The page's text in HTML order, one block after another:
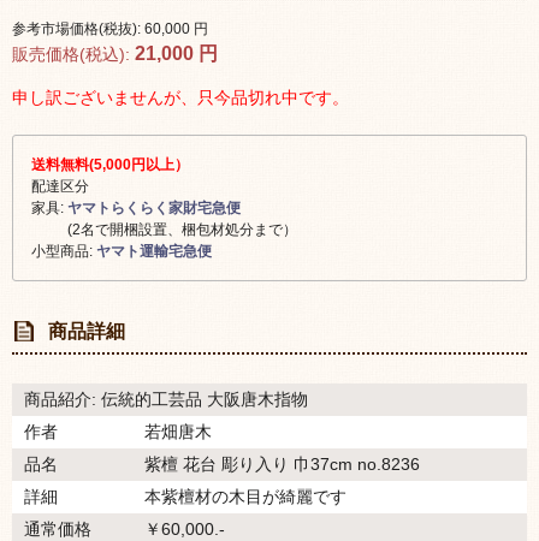
参考市場価格(税抜): 60,000 円
販売価格(税込): 21,000 円
申し訳ございませんが、只今品切れ中です。
送料無料(5,000円以上）
配達区分
家具: ヤマトらくらく家財宅急便
(2名で開梱設置、梱包材処分まで）
小型商品: ヤマト運輸宅急便
商品詳細
商品紹介: 伝統的工芸品 大阪唐木指物
作者
若畑唐木
品名
紫檀 花台 彫り入り 巾37cm no.8236
詳細
本紫檀材の木目が綺麗です
通常価格
￥60,000.-